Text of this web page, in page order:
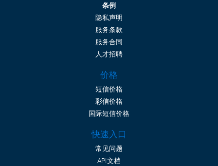
条例
隐私声明
服务条款
服务合同
人才招聘
价格
短信价格
彩信价格
国际短信价格
快速入口
常见问题
API文档